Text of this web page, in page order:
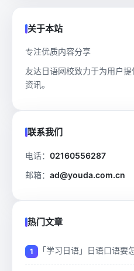
关于本站
专注优质内容分享
友达日语网校致力于为用户
资讯。
联系我们
电话： 02160556287
邮箱： ad@youda.com.cn
热门文章
「学习日语」日语口语要